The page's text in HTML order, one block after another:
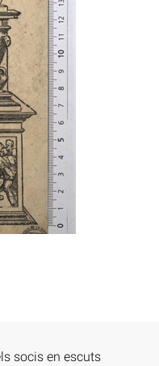
socis en escuts